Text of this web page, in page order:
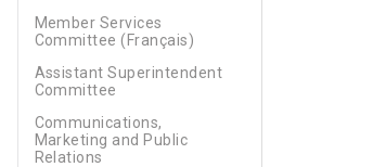
Member Services
Committee (Français)
Assistant Superintendent
Committee
Communications,
Marketing and Public
Relations